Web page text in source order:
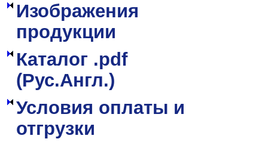
Изображения
продукции
Каталог .pdf
(Рус.Англ.)
Условия оплаты и
отгрузки